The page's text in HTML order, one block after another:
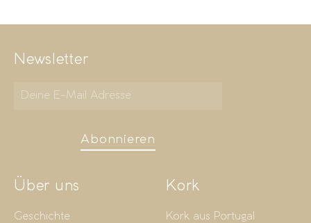
Newsletter
Abonnieren
Über uns
Geschichte
Kork
Kork aus Portugal